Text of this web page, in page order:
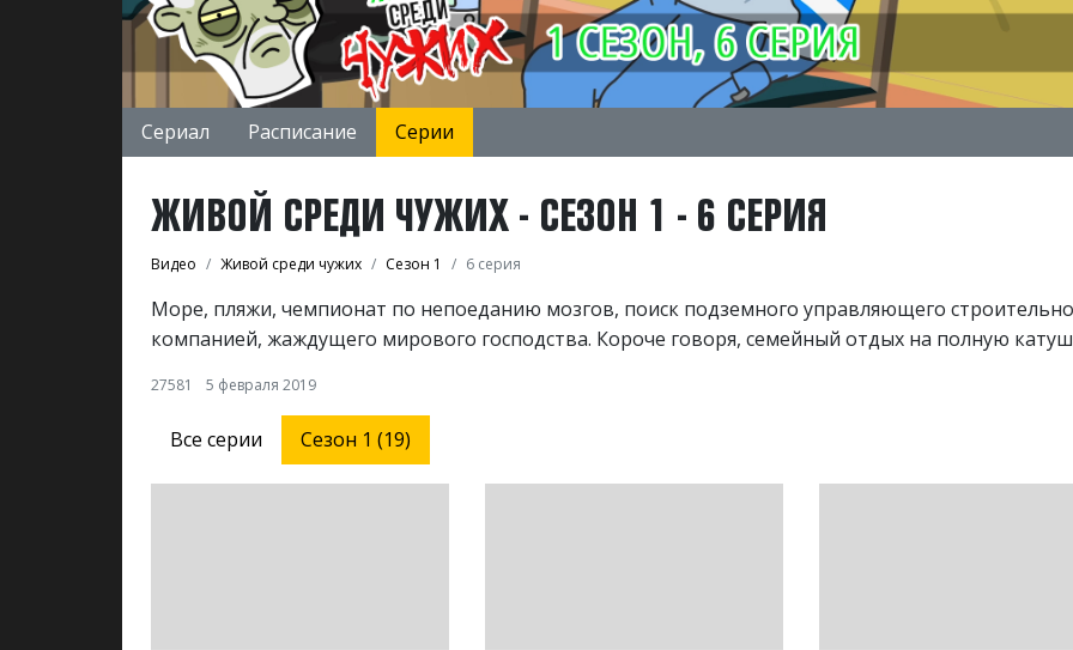
Сериал Расписание Серии
ЖИВОЙ СРЕДИ ЧУЖИХ - СЕЗОН 1 - 6 СЕРИЯ
Видео Живой среди чужих Сезон 1 6 серия
Море, пляжи, чемпионат по непоеданию мозгов, поиск подземного управляющего
компанией, жаждущего мирового господства. Короче говоря, семейный отдых на полную
27581 5 февраля 2019
Все серии Сезон 1 (19)